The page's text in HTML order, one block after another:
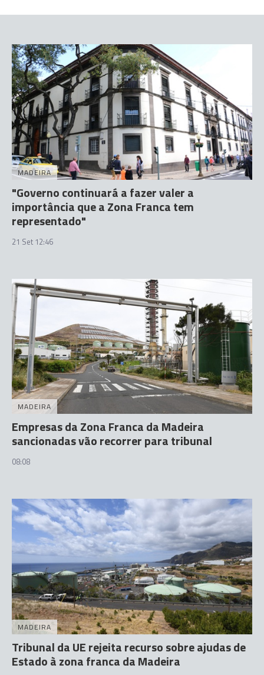
MADEIRA
"Governo continuará a fazer valer a
importância que a Zona Franca tem
representado"
21 Set 12:46
MADEIRA
Empresas da Zona Franca da Madeira
sancionadas vão recorrer para tribunal
08:08
MADEIRA
Tribunal da UE rejeita recurso sobre ajudas de
Estado à zona franca da Madeira